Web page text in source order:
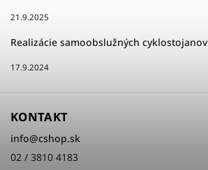
21.9.2025
Realizácie samoobslužných cyklostojanov
17.9.2024
KONTAKT
info@cshop.sk
02 / 3810 4183